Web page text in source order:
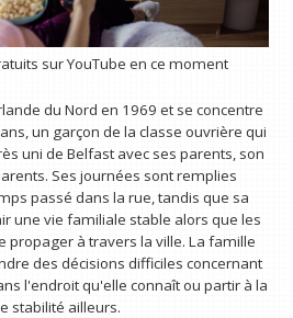
sur YouTube en ce moment
du Nord en 1969 et se concentre
un garçon de la classe ouvrière qui
uni de Belfast avec ses parents, son
Ses journées sont remplies
passé dans la rue, tandis que sa
une vie familiale stable alors que les
propager à travers la ville. La famille
des décisions difficiles concernant
l'endroit qu'elle connaît ou partir à la
stabilité ailleurs.